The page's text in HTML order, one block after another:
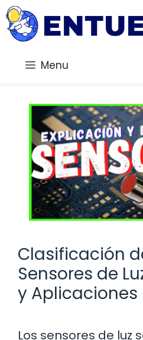
Saltar
al
contenido
Menu
Clasificación
Sensores de
y Aplicaciones
Los sensores de luz